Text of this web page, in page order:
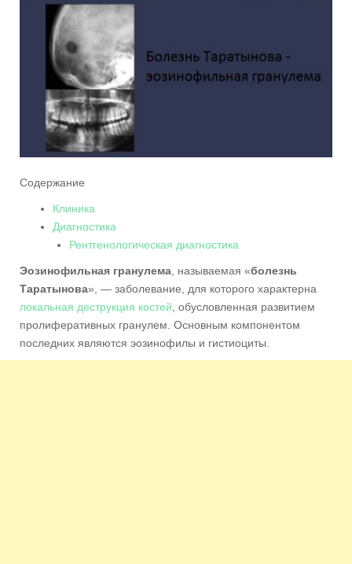
Содержание
Клиника
Диагностика
Рентгенологическая диагностика
Эозинофильная гранулема , называемая «болезнь
Таратынова», — заболевание, для которого характерна
локальная деструкция костей , обусловленная развитием
пролиферативных гранулем. Основным компонентом
последних являются эозинофилы и гистиоциты.